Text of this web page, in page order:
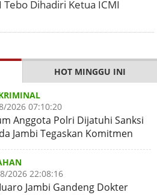
Dihadiri Ketua ICMI
HOT MINGGU INI
2026 07:10:20
Anggota Polri Dijatuhi Sanksi
Jambi Tegaskan Komitmen
Kode Etik
2026 22:08:16
Jambi Gandeng Dokter